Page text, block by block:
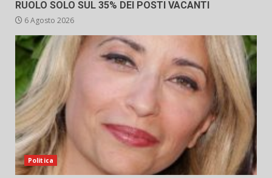
RUOLO SOLO SUL 35% DEI POSTI VACANTI
6 Agosto 2026
Politica